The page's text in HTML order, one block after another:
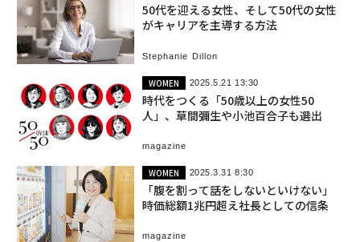
50代を迎える女性、そして50代の女性
がキャリアを主導する方法
Stephanie Dillon
WOMEN 2025.5.21 13:30
時代をつくる「50歳以上の女性50
人」、草間彌生や小池百合子も選出
magazine
WOMEN 2025.3.31 8:30
「腹を割って話をしないといけない」
時価総額1兆円超え社長としての信条
magazine